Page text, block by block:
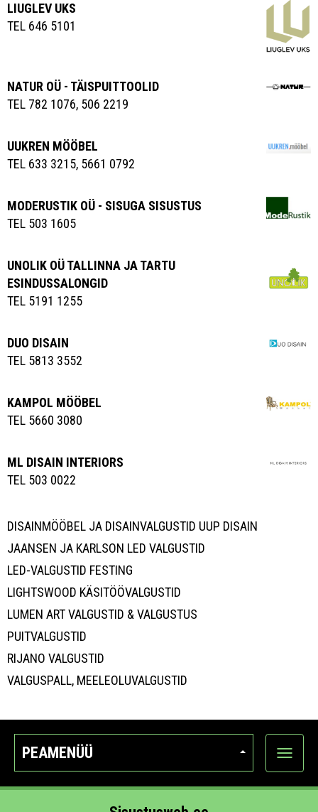
LIUGLEV UKS
TEL 646 5101
NATUR OÜ - TÄISPUITTOOLID
TEL 782 1076, 506 2219
UUKREN MÖÖBEL
TEL 633 3215, 5661 0792
MODERUSTIK OÜ - SISUGA SISUSTUS
TEL 503 1605
UNOLIK OÜ TALLINNA JA TARTU
ESINDUSSALONGID
TEL 5191 1255
DUO DISAIN
TEL 5813 3552
KAMPOL MÖÖBEL
TEL 5660 3080
ML DISAIN INTERIORS
TEL 503 0022
DISAINMÖÖBEL JA DISAINVALGUSTID UUP DISAIN
JAANSEN JA KARLSON LED VALGUSTID
LED-VALGUSTID FESTING
LIGHTSWOOD KÄSITÖÖVALGUSTID
LUMEN ART VALGUSTID & VALGUSTUS
PUITVALGUSTID
RIJANO VALGUSTID
VALGUSPALL, MEELEOLUVALGUSTID
PEAMENÜÜ
Ava